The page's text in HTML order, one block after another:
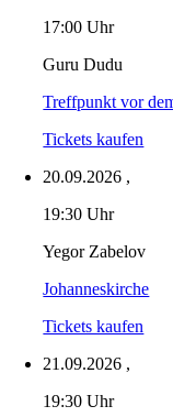
17:00 Uhr
Guru Dudu
Treffpunkt vor
Tickets kaufen
20.09.2026 ,
19:30 Uhr
Yegor Zabelov
Johanneskirche
Tickets kaufen
21.09.2026 ,
19:30 Uhr